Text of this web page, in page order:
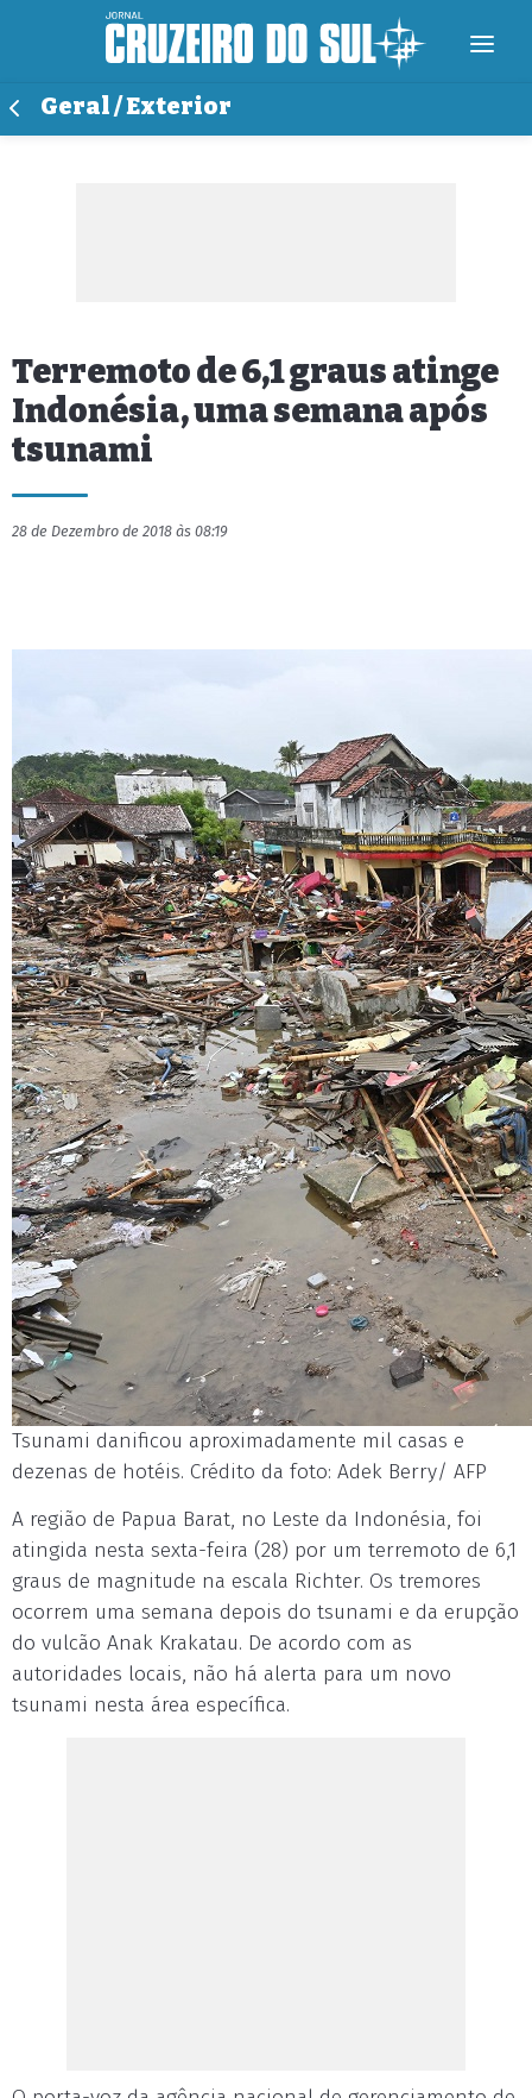
Geral / Exterior
Terremoto de 6,1 graus atinge
Indonésia, uma semana após
tsunami
28 de Dezembro de 2018 às 08:19
Tsunami danificou aproximadamente mil casas e
dezenas de hotéis. Crédito da foto: Adek Berry/ AFP
A região de Papua Barat, no Leste da Indonésia, foi
atingida nesta sexta-feira (28) por um terremoto de 6,1
graus de magnitude na escala Richter. Os tremores
ocorrem uma semana depois do tsunami e da erupção
do vulcão Anak Krakatau. De acordo com as
autoridades locais, não há alerta para um novo
tsunami nesta área específica.